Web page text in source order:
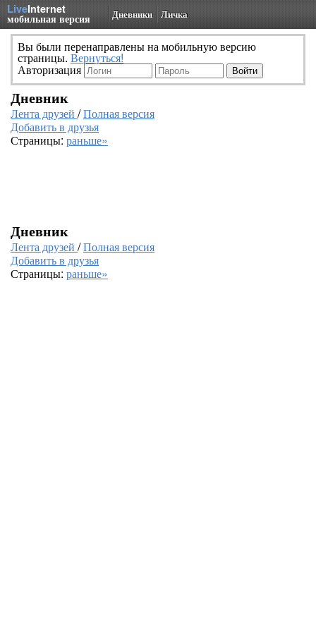
LiveInternet
мобильная версия Дневники Личка
Вы были перенаправлены на мобильную версию
страницы. Вернуться!
Авторизация
Дневник
Лента друзей /Полная версия
Добавить в друзья
Страницы: раньше»
Дневник
Лента друзей /Полная версия
Добавить в друзья
Страницы: раньше»